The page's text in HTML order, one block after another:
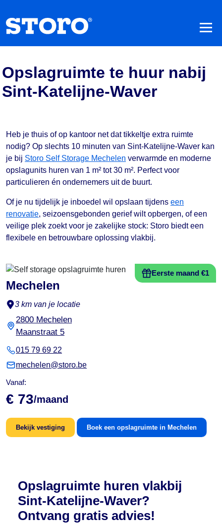
Opslagruimte te huur nabij
Sint-Katelijne-Waver
Heb je thuis of op kantoor net dat tikkeltje extra ruimte
nodig? Op slechts 10 minuten van Sint-Katelijne-Waver kan
je bij Storo Self Storage Mechelen verwarmde en moderne
opslagunits huren van 1 m² tot 30 m². Perfect voor
particulieren én ondernemers uit de buurt.
Of je nu tijdelijk je inboedel wil opslaan tijdens een
renovatie, seizoensgebonden gerief wilt opbergen, of een
veilige plek zoekt voor je zakelijke stock: Storo biedt een
flexibele en betrouwbare oplossing vlakbij.
Eerste maand €1
Mechelen
3 km van je locatie
2800 Mechelen
Maanstraat 5
015 79 69 22
mechelen@storo.be
Vanaf:
€ 73/maand
Bekijk vestiging Boek een opslagruimte in Mechelen
Opslagruimte huren vlakbij
Sint-Katelijne-Waver?
Ontvang gratis advies!